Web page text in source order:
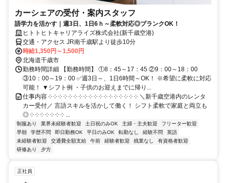
カーシェアの受付・案内スタッフ
語学力を活かす｜週3日、1日6ｈ～柔軟対応◎ブランクOK！
ヒトトヒトキャリアライズ株式会社(新千歳空港)
交通・アクセス JR南千歳駅より徒歩10分
時給1,350円～1,500円
北海道千歳市
勤務時間詳細 【勤務時間】 ①8：45～17：45 ②9：00～18：00
③10：00～19：00 ✅週3日～、1日6時間～OK！ ※希望に柔軟に対応
可能！ ▼シフト例 ・子供のお迎えまでに帰り...
仕事内容 ༶ ༶ ༶ ༶ ༶ ༶ ༶ ༶ ༶ ༶ ༶ ༶ ༶ ༶ ༶ ༶ ༶ ༶ ＼新千歳空港内のレンタ
カー受付／ 言語スキルを活かして働く！ シフト柔軟で家庭と両立も
◎ ༶ ༶ ༶ ༶ ༶ ༶ ༶ ...
制服あり 業界未経験者歓迎 土日祝のみOK 主婦・主夫歓迎
フリーター歓迎
早朝
学歴不問 即日勤務OK 平日のみOK 転勤なし 経験不問
英語
未経験者歓迎
交通費全額支給 午前 経験者歓迎 残業なし
有資格者歓迎
研修あり
夕方
正社員